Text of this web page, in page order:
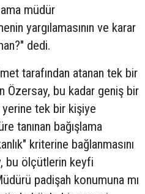
müdür
yargılamasının ve karar
dedi.
tarafından atanan tek bir
Özersay, bu kadar geniş bir
tek bir kişiye
tanınan bağışlama
kriterine bağlanmasını
bu ölçütlerin keyfi
padişah konumuna mı